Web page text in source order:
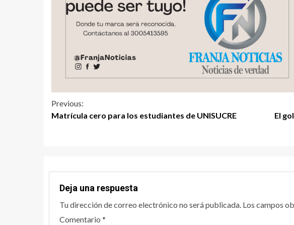
Previous:
Matrícula cero para los estudiantes de UNISUCRE
El
Deja una respuesta
Tu dirección de correo electrónico no será publicada. Los campos
Comentario *